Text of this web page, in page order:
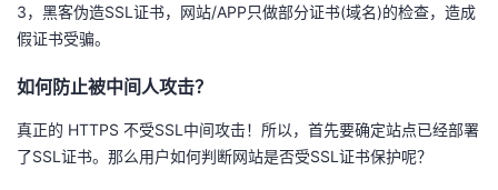
我
的
课
我
的
我
的
技
术
我
的
云
3，黑客伪造SSL证书，网站/APP只做部分证书(域名)的检查，造成
假证书受骗。
如何防止被中间人攻击？
真正的 HTTPS 不受SSL中间攻击！所以，首先要确定站点已经部署
了SSL证书。那么用户如何判断网站是否受SSL证书保护呢？